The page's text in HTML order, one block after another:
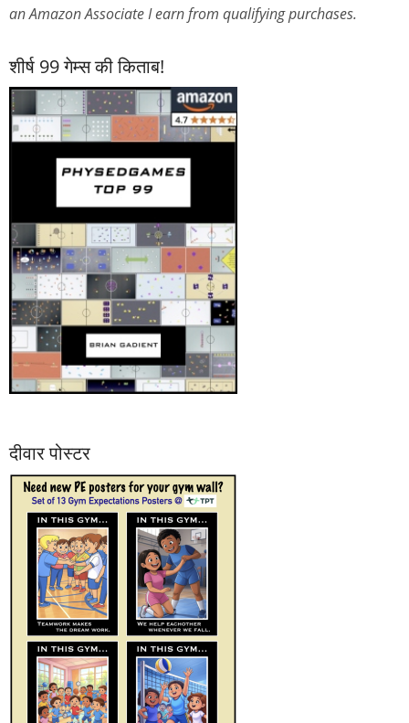
an Amazon Associate I earn from qualifying purchases.
शीर्ष 99 गेम्स की किताब!
दीवार पोस्टर